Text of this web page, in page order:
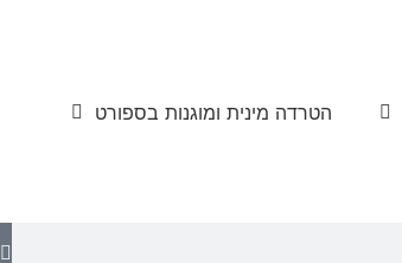
הטרדה מינית ומוגנות בספורט